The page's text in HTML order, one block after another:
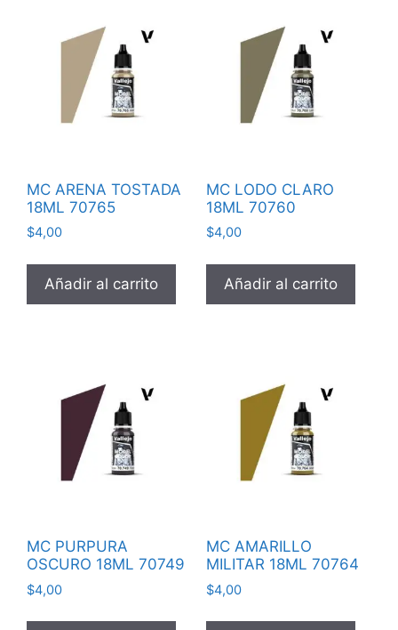
MC ARENA TOSTADA
18ML 70765
$4,00
Añadir al carrito
MC LODO CLARO
18ML 70760
$4,00
Añadir al carrito
MC PURPURA
OSCURO 18ML 70749
$4,00
MC AMARILLO
MILITAR 18ML 70764
$4,00